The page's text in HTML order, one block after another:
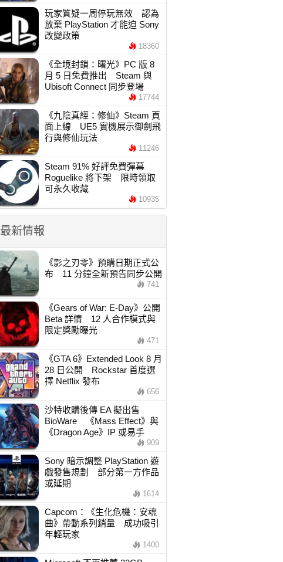
玩家質疑一周停玩無效 認為
放棄 PlayStation 才能迫 Sony
改變政策
18360
《全境封鎖：曙光》PC 版 8
月 5 日免費推出 Steam 與
Ubisoft Connect 同步登場
17744
《九陰真經：修仙》Steam 頁
面上線 UE5 實機展示御劍飛
行與修仙玩法
11246
Steam 91% 好評免費彈幕
Roguelike 將下架 限時領取
可永久收藏
10935
最新情報
《影之刃零》預購日期正式公
布 11 分鐘全新預告同步公開
741
《Gears of War: E-Day》公開
Beta 詳情 12 人合作模式與
限定獎勵曝光
471
《GTA 6》Extended Look 8 月
28 日公開 Rockstar 首度選
擇 Netflix 發布
656
沙特收購後傳 EA 擬出售
BioWare 《Mass Effect》與
《Dragon Age》IP 或易手
909
Sony 暗示調整 PlayStation 遊
戲發售規劃 部分第一方作品
或延期
1614
Capcom：《生化危機：安魂
曲》帶動系列銷量 成功吸引
年輕玩家
1400